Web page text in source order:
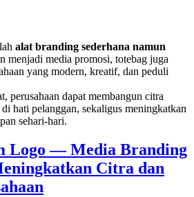
alat branding sederhana namun
menjadi media promosi, totebag juga
yang modern, kreatif, dan peduli
perusahaan dapat membangun citra
hati pelanggan, sekaligus meningkatkan
sehari-hari.
Logo — Media Branding
Citra dan